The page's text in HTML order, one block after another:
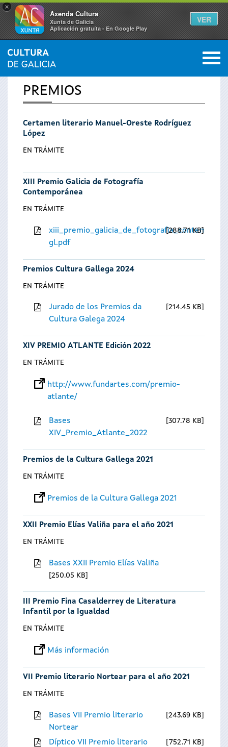
×
Axenda Cultura
Xunta de Galicia
Aplicación gratuíta - En Google Play
VER
Se
encuentra
usted
aquí
INICIO 0
PREMIOS
Certamen literario Manuel-Oreste Rodríguez
López
EN TRÁMITE
XIII Premio Galicia de Fotografía
Contemporánea
EN TRÁMITE
gl.pdf
288.71 KB
Premios Cultura Gallega 2024
EN TRÁMITE
Jurado de los Premios da
Cultura Galega 2024
214.45 KB
XIV PREMIO ATLANTE Edición 2022
EN TRÁMITE
http://www.fundartes.com/premio-
atlante/
Bases
XIV_Premio_Atlante_2022
307.78 KB
Premios de la Cultura Gallega 2021
EN TRÁMITE
Premios de la Cultura Gallega 2021
XXII Premio Elías Valiña para el año 2021
EN TRÁMITE
Bases XXII Premio Elías Valiña
250.05 KB
III Premio Fina Casalderrey de Literatura
Infantil por la Igualdad
EN TRÁMITE
Más información
VII Premio literario Nortear para el año 2021
EN TRÁMITE
Bases VII Premio literario
Nortear
243.69 KB
Díptico VII Premio literario
752.71 KB